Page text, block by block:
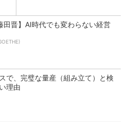
田晋】AI時代でも変わらない経営
で、完璧な量産（組み立て）と検
理由